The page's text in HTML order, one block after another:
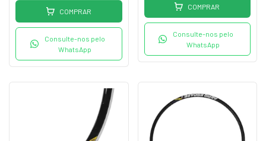
COMPRAR
Consulte-nos pelo
WhatsApp
COMPRAR
Consulte-nos pelo
WhatsApp